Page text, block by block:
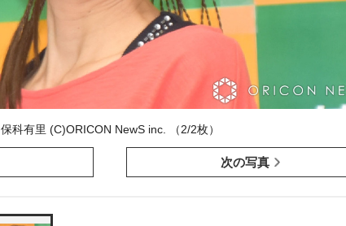
保科有里 (C)ORICON NewS inc. （2/2枚）
次の写真